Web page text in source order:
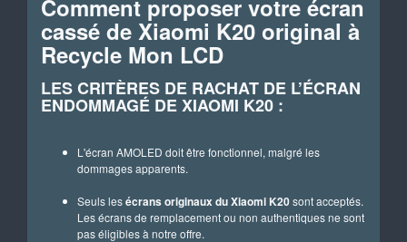
Comment proposer votre écran
cassé de Xiaomi K20 original à
Recycle Mon LCD
LES CRITÈRES DE RACHAT DE L’ÉCRAN
ENDOMMAGÉ DE XIAOMI K20 :
L'écran AMOLED doit être fonctionnel, malgré les
dommages apparents.
Seuls lesécrans originaux du Xiaomi K20sont acceptés.
Les écrans de remplacement ou non authentiques ne sont
pas éligibles à notre offre.